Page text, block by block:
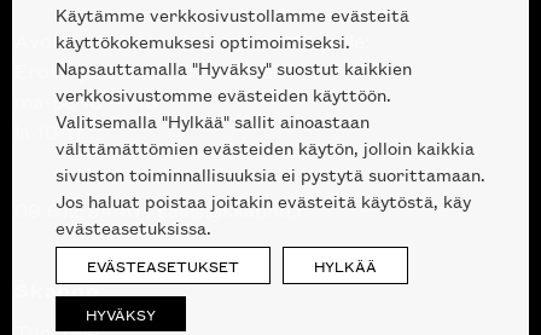
Avoinna kuluttajille ja ammattilaisille:
Erottajankatu 2, 00120 Helsinki
ma-pe 10 — 18
la 10-17
09 612 9440 |sales@skanno.fi
Skanno
Käytämme verkkosivustollamme evästeitä
käyttökokemuksesi optimoimiseksi.
Napsauttamalla "Hyväksy" suostut kaikkien
verkkosivustomme evästeiden käyttöön.
Valitsemalla "Hylkää" sallit ainoastaan
välttämättömien evästeiden käytön, jolloin kaikkia
sivuston toiminnallisuuksia ei pystytä suorittamaan.
Jos haluat poistaa joitakin evästeitä käytöstä, käy
evästeasetuksissa.
EVÄSTEASETUKSET HYLKÄÄ
HYVÄKSY